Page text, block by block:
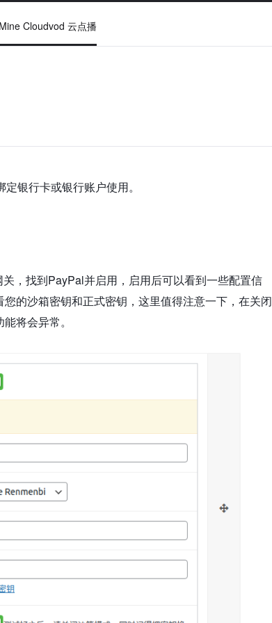
Mine Cloudvod 云点播
银行卡或银行账户使用。
，找到PayPal并启用，启用后可以看到一些配置信
的沙箱密钥和正式密钥，这里值得注意一下，在关闭
将会异常。